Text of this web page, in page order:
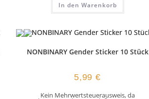
In den Warenkorb
NONBINARY Gender Sticker 10 Stück
5,99€
Kein Mehrwertsteuerausweis, da